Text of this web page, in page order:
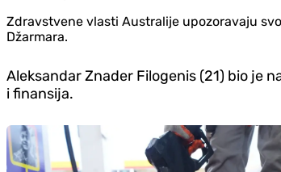
Zdravstvene vlasti Australije upozoravaju
Džarmara.
Aleksandar Znader Filogenis (21) bio je
i finansija.